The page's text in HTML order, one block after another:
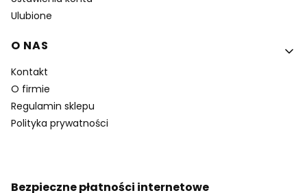
Ulubione
O NAS
Kontakt
O firmie
Regulamin sklepu
Polityka prywatności
Bezpieczne płatności internetowe